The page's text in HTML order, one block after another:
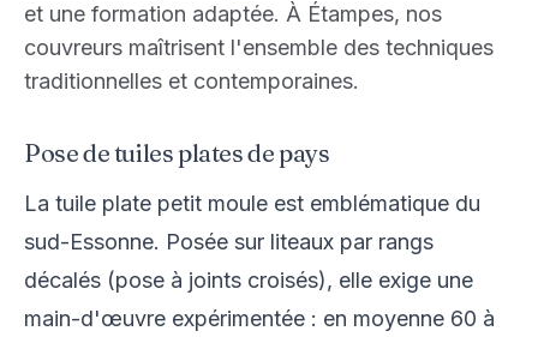
et une formation adaptée. À Étampes, nos
couvreurs maîtrisent l'ensemble des techniques
traditionnelles et contemporaines.
Pose de tuiles plates de pays
La tuile plate petit moule est emblématique du
sud-Essonne. Posée sur liteaux par rangs
décalés (pose à joints croisés), elle exige une
main-d'œuvre expérimentée : en moyenne 60 à